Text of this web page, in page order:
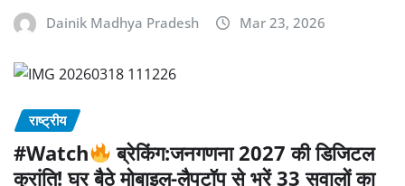
Dainik Madhya Pradesh Mar 23, 2026
राष्ट्रीय
#Watch
ब्रेकिंग:जनगणना 2027 की डिजिटल
क्रांति! घर बैठे मोबाइल-लैपटॉप से भरें 33 सवालों का